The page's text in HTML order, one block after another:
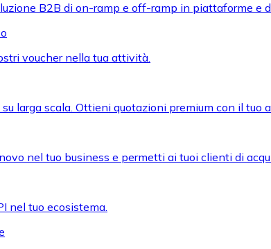
B2B di on-ramp e off-ramp in piattaforme e
voucher nella tua attività.
larga scala. Ottieni quotazioni premium con il tuo
nel tuo business e permetti ai tuoi clienti di
nel tuo ecosistema.